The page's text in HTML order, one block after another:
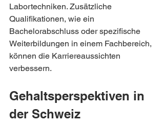
Labortechniken. Zusätzliche
Qualifikationen, wie ein
Bachelorabschluss oder spezifische
Weiterbildungen in einem Fachbereich,
können die Karriereaussichten
verbessern.
Gehaltsperspektiven in
der Schweiz